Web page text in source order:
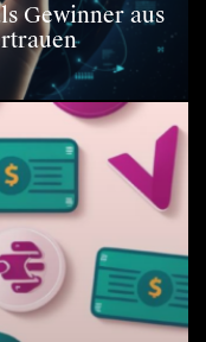
Gewinner aus